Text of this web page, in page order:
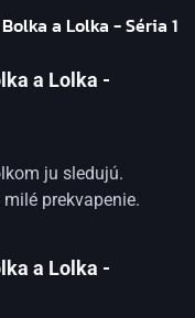
a Lolka - Séria 1
a Lolka -
ju sledujú.
prekvapenie.
a Lolka -